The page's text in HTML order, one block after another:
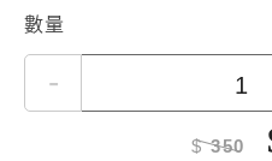
數量
-
$350